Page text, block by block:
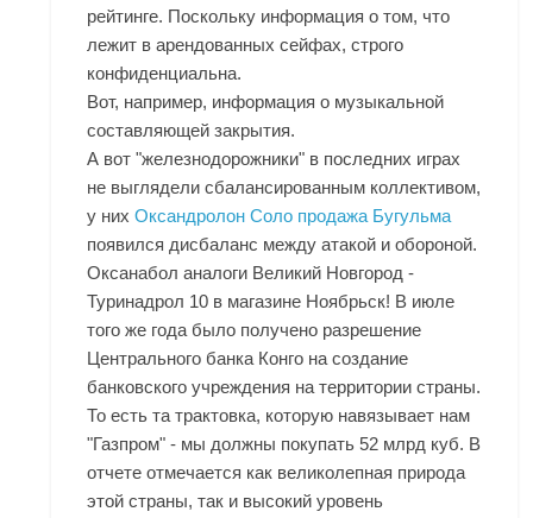
рейтинге. Поскольку информация о том, что
лежит в арендованных сейфах, строго
конфиденциальна.
Вот, например, информация о музыкальной
составляющей закрытия.
А вот "железнодорожники" в последних играх
не выглядели сбалансированным коллективом,
у нихОксандролон Соло продажа Бугульма
появился дисбаланс между атакой и обороной.
Оксанабол аналоги Великий Новгород -
Туринадрол 10 в магазине Ноябрьск! В июле
того же года было получено разрешение
Центрального банка Конго на создание
банковского учреждения на территории страны.
То есть та трактовка, которую навязывает нам
"Газпром" - мы должны покупать 52 млрд куб. В
отчете отмечается как великолепная природа
этой страны, так и высокий уровень